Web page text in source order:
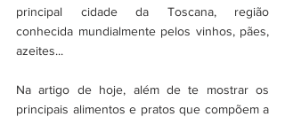
principal cidade da Toscana, região
conhecida mundialmente pelos vinhos, pães,
azeites...
Na artigo de hoje, além de te mostrar os
principais alimentos e pratos que compõem a